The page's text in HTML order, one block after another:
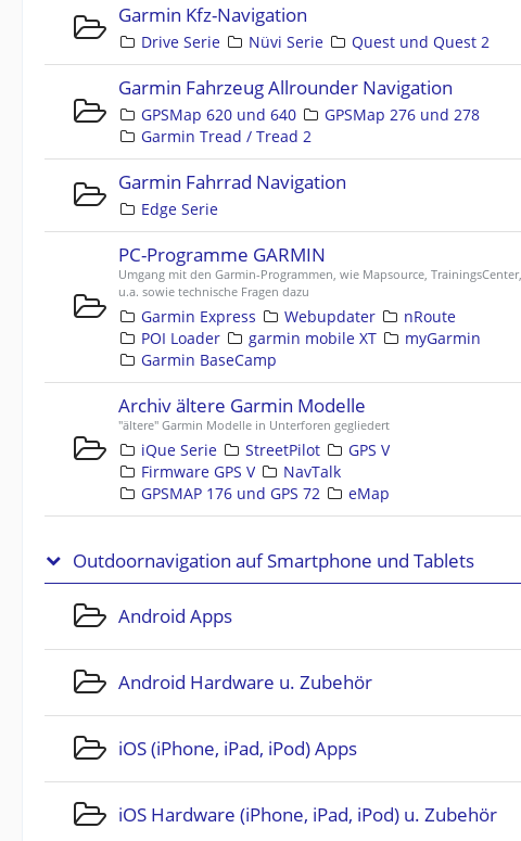
Garmin Kfz-Navigation
Drive Serie Nüvi Serie Quest und Quest 2
Garmin Fahrzeug Allrounder Navigation
GPSMap 620 und 640
GPSMap 276 und 278
Garmin Tread / Tread 2
Garmin Fahrrad Navigation
Edge Serie
PC-Programme GARMIN
Umgang mit den Garmin-Programmen, wie Mapsource, TrainingsCenter,
u.a. sowie technische Fragen dazu
Garmin Express Webupdater
nRoute
POI Loader
garmin mobile XT
myGarmin
Garmin BaseCamp
Archiv ältere Garmin Modelle
"ältere" Garmin Modelle in Unterforen gegliedert
iQue Serie StreetPilot
GPS V
Firmware GPS V
NavTalk
GPSMAP 176 und GPS 72
eMap
Outdoornavigation auf Smartphone und Tablets
Android Apps
Android Hardware u. Zubehör
iOS (iPhone, iPad, iPod) Apps
iOS Hardware (iPhone, iPad, iPod) u. Zubehör